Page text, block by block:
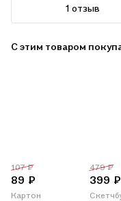
1 отзыв
С этим товаром
107 ₽
89 ₽
Картон
479 ₽
399 ₽